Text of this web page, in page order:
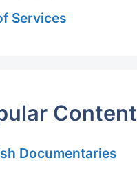
Services
Content
Documentaries